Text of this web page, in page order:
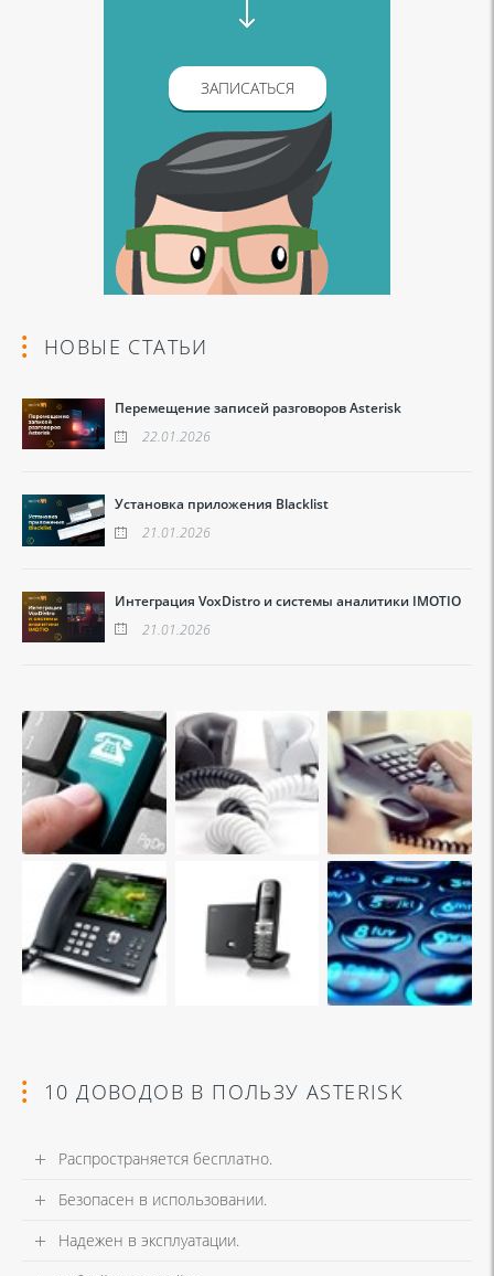
ЗАПИСАТЬСЯ
НОВЫЕ СТАТЬИ
Перемещение записей разговоров Asterisk
22.01.2026
Установка приложения Blacklist
21.01.2026
Интеграция VoxDistro и системы аналитики IMOTIO
21.01.2026
10 ДОВОДОВ В ПОЛЬЗУ ASTERISK
Распространяется бесплатно.
Безопасен в использовании.
Надежен в эксплуатации.